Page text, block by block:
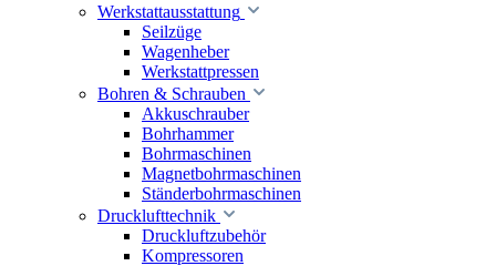
Werkstattausstattung
Seilzüge
Wagenheber
Werkstattpressen
Bohren & Schrauben
Akkuschrauber
Bohrhammer
Bohrmaschinen
Magnetbohrmaschinen
Ständerbohrmaschinen
Drucklufttechnik
Druckluftzubehör
Kompressoren